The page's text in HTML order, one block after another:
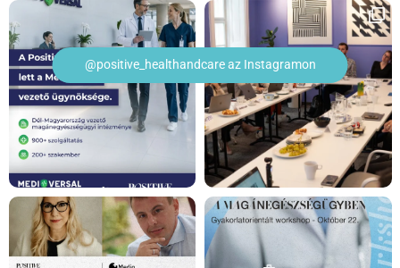
@positive_healthandcare az Instagramon